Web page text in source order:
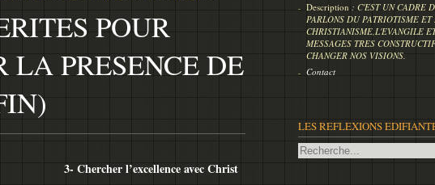
POUR
LA PRESENCE DE
3- Chercher l’excellence avec Christ
Description : C'EST UN CADRE
PARLONS DU PATRIOTISME ET
CHRISTIANISME,L'EVANGILE
MESSAGES TRES
CHANGER NOS VISIONS.
Contact
LES REFLEXIONS